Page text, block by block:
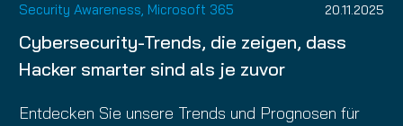
Security Awareness, Microsoft 365 20.11.2025
Cybersecurity-Trends, die zeigen, dass
Hacker smarter sind als je zuvor
Entdecken Sie unsere Trends und Prognosen für